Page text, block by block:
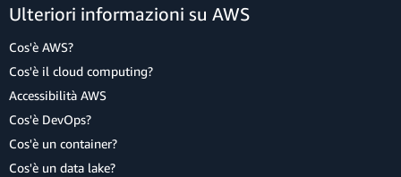
Ulteriori informazioni su AWS
Cos'è AWS?
Cos'è il cloud computing?
Accessibilità AWS
Cos'è DevOps?
Cos'è un container?
Cos'è un data lake?